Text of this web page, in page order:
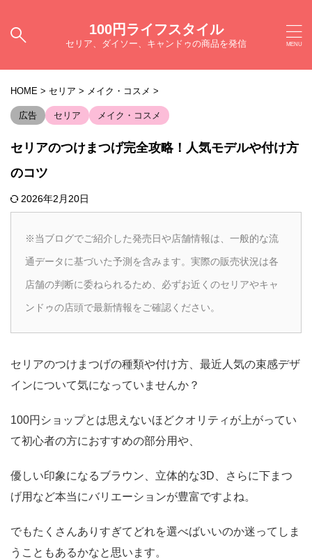
100円ライフスタイル
セリア、ダイソー、キャンドゥの商品を発信
HOME > セリア > メイク・コスメ >
広告 セリア メイク・コスメ
セリアのつけまつげ完全攻略！人気モデルや付け方
のコツ
2026年2月20日
※当ブログでご紹介した発売日や店舗情報は、一般的な流
通データに基づいた予測を含みます。実際の販売状況は各
店舗の判断に委ねられるため、必ずお近くのセリアやキャ
ンドゥの店頭で最新情報をご確認ください。
セリアのつけまつげの種類や付け方、最近人気の束感デザ
インについて気になっていませんか？
100円ショップとは思えないほどクオリティが上がってい
て初心者の方におすすめの部分用や、
優しい印象になるブラウン、立体的な3D、さらに下まつ
げ用など本当にバリエーションが豊富ですよね。
でもたくさんありすぎてどれを選べばいいのか迷ってしま
うこともあるかなと思います。